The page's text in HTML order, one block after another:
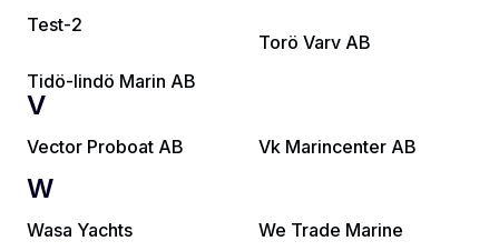
Test-2
Tidö-lindö Marin AB
Torö Varv AB
V
Vector Proboat AB Vk Marincenter AB
W
Wasa Yachts We Trade Marine